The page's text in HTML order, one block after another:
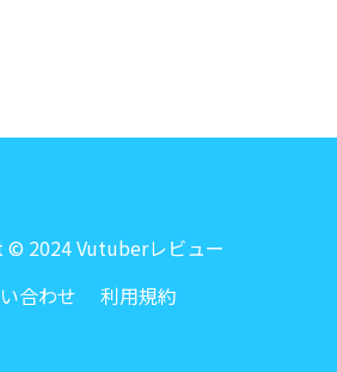
2024 Vutuberレビュー
合わせ
利用規約